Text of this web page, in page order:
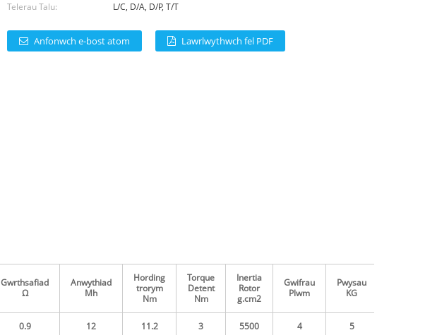
Telerau Talu:
L/C, D/A, D/P, T/T
Anfonwch e-bost atom Lawrlwythwch fel PDF
Gwrthsafiad
Ω
Anwythiad
Mh
Hording
trorym
Nm
Torque
Detent
Nm
Inertia
Rotor
g.cm2
Gwifrau
Plwm
Pwysau
KG
0.9 12 11.2 3 5500 4 5